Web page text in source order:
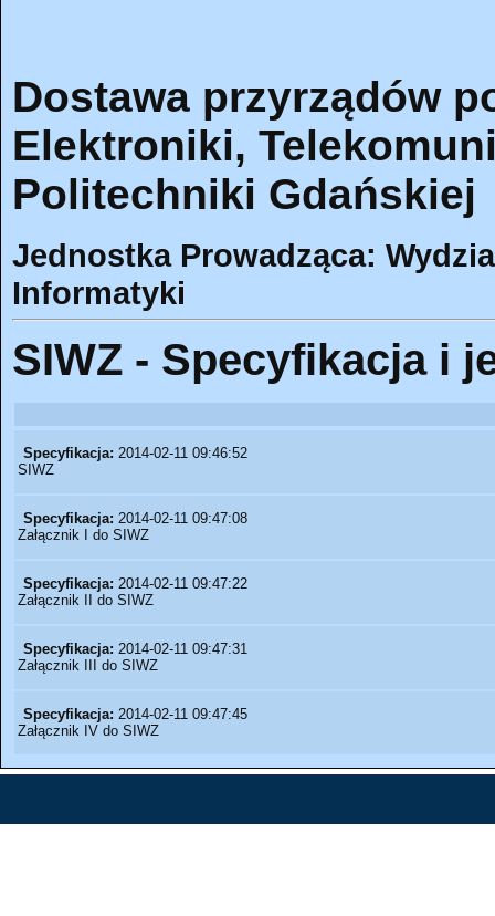
Dostawa przyrządów
Elektroniki,
Politechniki Gdańskiej
Jednostka Prowadząca:
Informatyki
SIWZ - Specyfikacja i
Specyfikacja: 2014-02-11 09:46:52
SIWZ
Specyfikacja: 2014-02-11 09:47:08
Załącznik I do SIWZ
Specyfikacja: 2014-02-11 09:47:22
Załącznik II do SIWZ
Specyfikacja: 2014-02-11 09:47:31
Załącznik III do SIWZ
Specyfikacja: 2014-02-11 09:47:45
Załącznik IV do SIWZ